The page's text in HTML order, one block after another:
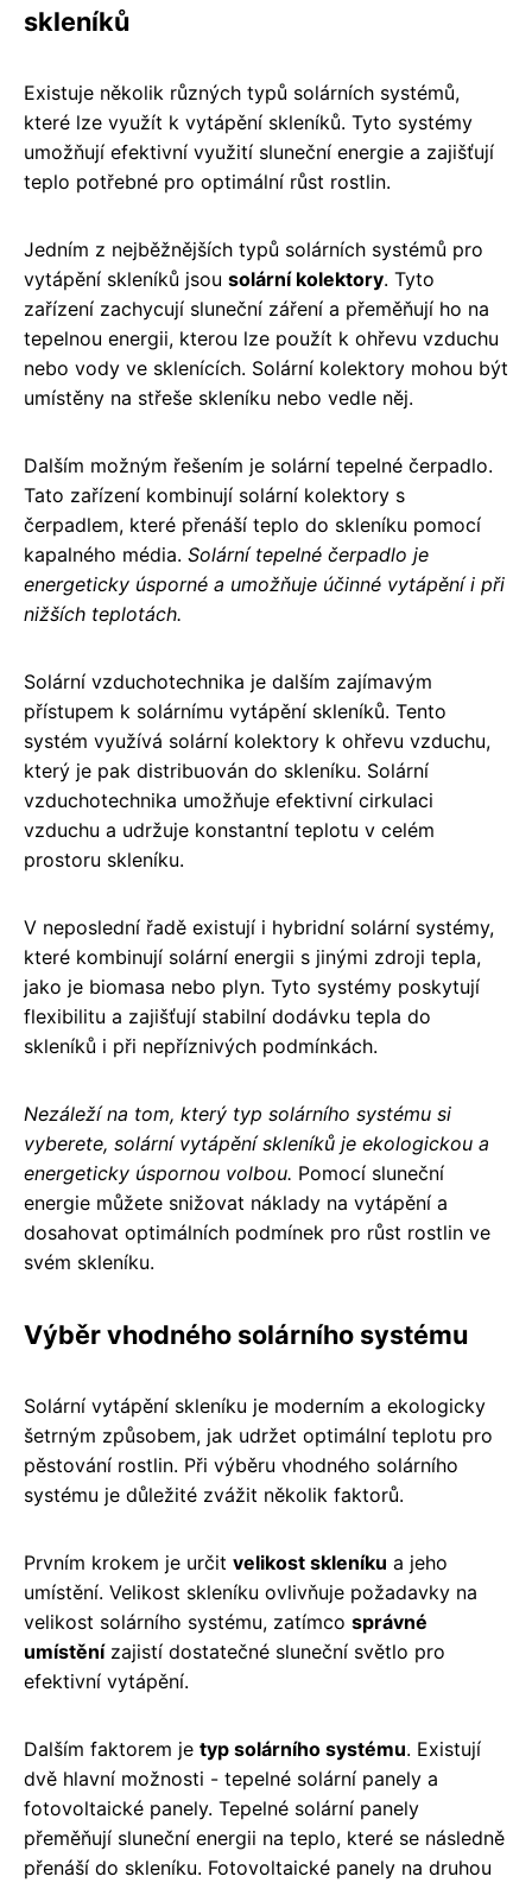
skleníků
Existuje několik různých typů solárních systémů,
které lze využít k vytápění skleníků. Tyto systémy
umožňují efektivní využití sluneční energie a zajišťují
teplo potřebné pro optimální růst rostlin.
Jedním z nejběžnějších typů solárních systémů pro
vytápění skleníků jsou solární kolektory. Tyto
zařízení zachycují sluneční záření a přeměňují ho na
tepelnou energii, kterou lze použít k ohřevu vzduchu
nebo vody ve sklenících. Solární kolektory mohou být
umístěny na střeše skleníku nebo vedle něj.
Dalším možným řešením je solární tepelné čerpadlo.
Tato zařízení kombinují solární kolektory s
čerpadlem, které přenáší teplo do skleníku pomocí
kapalného média. Solární tepelné čerpadlo je
energeticky úsporné a umožňuje účinné vytápění i při
nižších teplotách.
Solární vzduchotechnika je dalším zajímavým
přístupem k solárnímu vytápění skleníků. Tento
systém využívá solární kolektory k ohřevu vzduchu,
který je pak distribuován do skleníku. Solární
vzduchotechnika umožňuje efektivní cirkulaci
vzduchu a udržuje konstantní teplotu v celém
prostoru skleníku.
V neposlední řadě existují i hybridní solární systémy,
které kombinují solární energii s jinými zdroji tepla,
jako je biomasa nebo plyn. Tyto systémy poskytují
flexibilitu a zajišťují stabilní dodávku tepla do
skleníků i při nepříznivých podmínkách.
Nezáleží na tom, který typ solárního systému si
vyberete, solární vytápění skleníků je ekologickou a
energeticky úspornou volbou. Pomocí sluneční
energie můžete snižovat náklady na vytápění a
dosahovat optimálních podmínek pro růst rostlin ve
svém skleníku.
Výběr vhodného solárního systému
Solární vytápění skleníku je moderním a ekologicky
šetrným způsobem, jak udržet optimální teplotu pro
pěstování rostlin. Při výběru vhodného solárního
systému je důležité zvážit několik faktorů.
Prvním krokem je určit velikost skleníku a jeho
umístění. Velikost skleníku ovlivňuje požadavky na
velikost solárního systému, zatímco správné
umístěnízajistí dostatečné sluneční světlo pro
efektivní vytápění.
Dalším faktorem je typ solárního systému. Existují
dvě hlavní možnosti - tepelné solární panely a
fotovoltaické panely. Tepelné solární panely
přeměňují sluneční energii na teplo, které se následně
přenáší do skleníku. Fotovoltaické panely na druhou